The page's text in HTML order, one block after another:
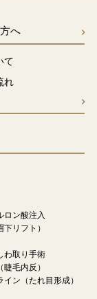
へ
て
れ
ロン酸注入
リフト）
わ取り手術
毛内反）
ン（たれ目形成）